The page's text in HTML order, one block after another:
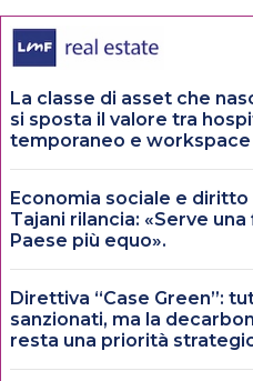
La classe di asset che
si sposta il valore tra
temporaneo e workspace
Economia sociale e diritto
Tajani rilancia: «Serve
Paese più equo».
Direttiva “Case Green”:
sanzionati, ma la
resta una priorità